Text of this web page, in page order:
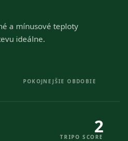
a mínusové teploty
ideálne.
POKOJNEJŠIE OBDOBIE
2
TRIPO SCORE